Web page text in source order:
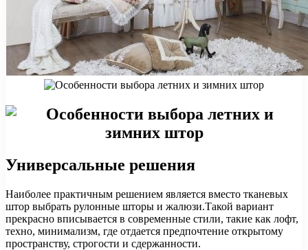
Универсальные решения
Наиболее практичным решением является вместо тканевых
штор выбрать рулонные шторы и жалюзи.Такой вариант
прекрасно вписывается в современные стили, такие как лофт,
техно, минимализм, где отдается предпочтение открытому
пространству, строгости и сдержанности.